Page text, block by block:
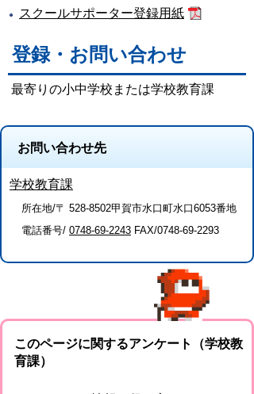
スクールサポーター登録用紙
登録・お問い合わせ
最寄りの小中学校または学校教育課
お問い合わせ先
学校教育課
所在地/〒 528-8502甲賀市水口町水口6053番地
電話番号/ 0748-69-2243 FAX/0748-69-2293
このページに関するアンケート（学校教
育課）